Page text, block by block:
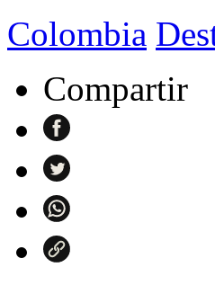
Colombia
Compartir